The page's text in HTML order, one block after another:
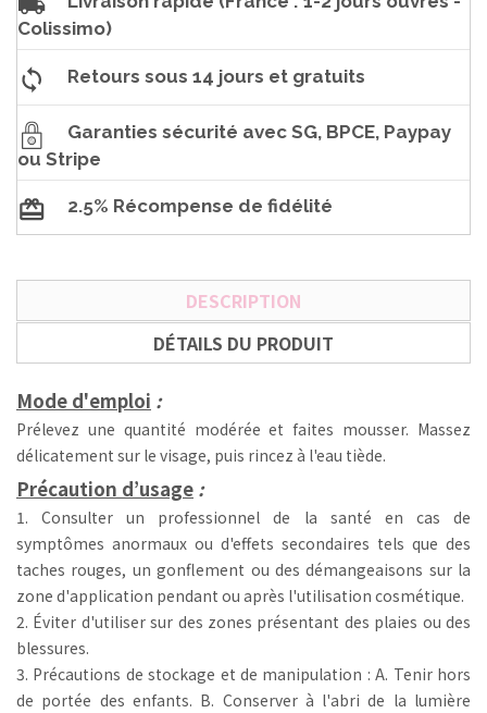
Colissimo)
Retours sous 14 jours et gratuits
Garanties sécurité avec SG, BPCE, Paypay
ou Stripe
2.5% Récompense de fidélité
DESCRIPTION
DÉTAILS DU PRODUIT
Mode d'emploi :
Prélevez une quantité modérée et faites mousser. Massez
délicatement sur le visage, puis rincez à l'eau tiède.
Précaution d’usage :
1. Consulter un professionnel de la santé en cas de
symptômes anormaux ou d'effets secondaires tels que des
taches rouges, un gonflement ou des démangeaisons sur la
zone d'application pendant ou après l'utilisation cosmétique.
2. Éviter d'utiliser sur des zones présentant des plaies ou des
blessures.
3. Précautions de stockage et de manipulation : A. Tenir hors
de portée des enfants. B. Conserver à l'abri de la lumière